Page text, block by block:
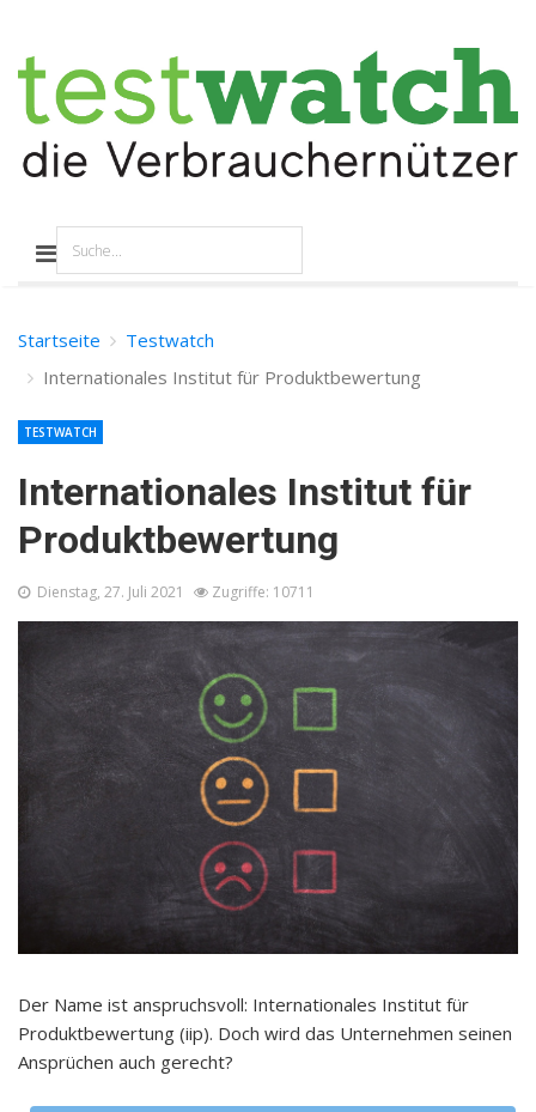
Startseite
Testwatch
Internationales Institut für Produktbewertung
Internationales Institut für
Produktbewertung
TESTWATCH
Dienstag, 27. Juli 2021 Zugriffe: 10711
Der Name ist anspruchsvoll: Internationales Institut für
Produktbewertung (iip). Doch wird das Unternehmen seinen
Ansprüchen auch gerecht?